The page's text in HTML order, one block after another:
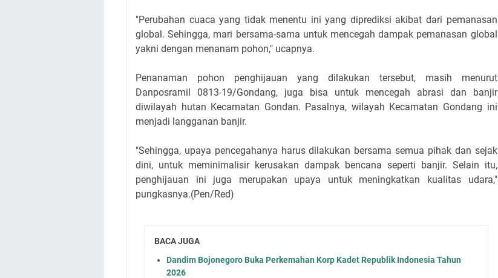
"Perubahan cuaca yang tidak menentu ini yang diprediksi akibat dari pemanasan
global. Sehingga, mari bersama-sama untuk mencegah dampak pemanasan global
yakni dengan menanam pohon," ucapnya.
Penanaman pohon penghijauan yang dilakukan tersebut, masih menurut
Danposramil 0813-19/Gondang, juga bisa untuk mencegah abrasi dan banjir
diwilayah hutan Kecamatan Gondan. Pasalnya, wilayah Kecamatan Gondang ini
menjadi langganan banjir.
"Sehingga, upaya pencegahanya harus dilakukan bersama semua pihak dan sejak
dini, untuk meminimalisir kerusakan dampak bencana seperti banjir. Selain itu,
penghijauan ini juga merupakan upaya untuk meningkatkan kualitas udara,"
pungkasnya.(Pen/Red)
BACA JUGA
Dandim Bojonegoro Buka Perkemahan Korp Kadet Republik Indonesia Tahun
2026